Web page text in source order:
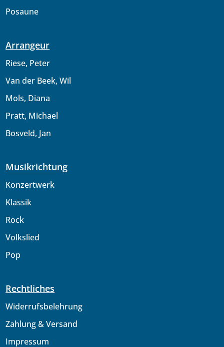
Posaune
Arrangeur
Riese, Peter
Van der Beek, Wil
Mols, Diana
Pratt, Michael
Bosveld, Jan
Musikrichtung
Konzertwerk
Klassik
Rock
Volkslied
Pop
Rechtliches
Widerrufsbelehrung
Zahlung & Versand
Impressum